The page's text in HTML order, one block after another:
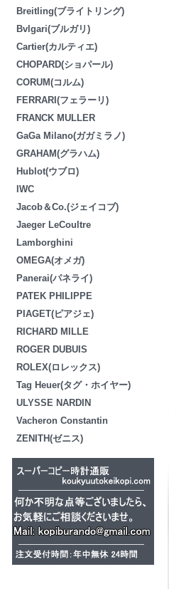
Breitling(ブライトリング)
Bvlgari(ブルガリ)
Cartier(カルティエ)
CHOPARD(ショパール)
CORUM(コルム)
FERRARI(フェラーリ)
FRANCK MULLER
GaGa Milano(ガガミラノ)
GRAHAM(グラハム)
Hublot(ウブロ)
IWC
Jacob＆Co.(ジェイコブ)
Jaeger LeCoultre
Lamborghini
OMEGA(オメガ)
Panerai(パネライ)
PATEK PHILIPPE
PIAGET(ピアジェ)
RICHARD MILLE
ROGER DUBUIS
ROLEX(ロレックス)
Tag Heuer(タグ・ホイヤー)
ULYSSE NARDIN
Vacheron Constantin
ZENITH(ゼニス)